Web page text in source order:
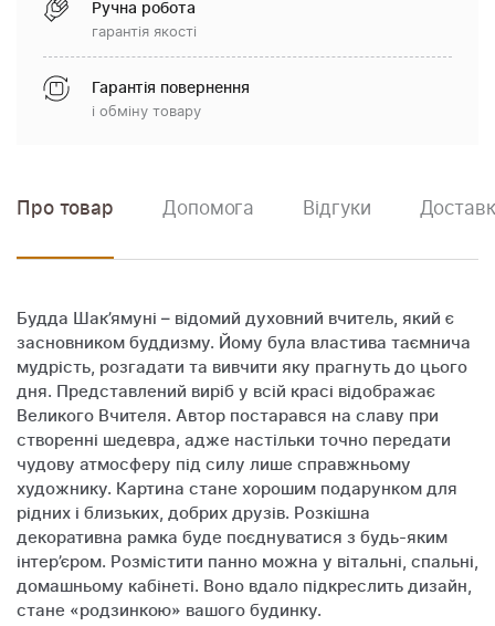
Ручна робота
гарантія якості
Гарантія повернення
і обміну товару
Про товар Допомога Відгуки
Будда Шак’ямуні – відомий духовний вчитель, який є
засновником буддизму. Йому була властива таємнича
мудрість, розгадати та вивчити яку прагнуть до цього
дня. Представлений виріб у всій красі відображає
Великого Вчителя. Автор постарався на славу при
створенні шедевра, адже настільки точно передати
чудову атмосферу під силу лише справжньому
художнику. Картина стане хорошим подарунком для
рідних і близьких, добрих друзів. Розкішна
декоративна рамка буде поєднуватися з будь-яким
інтер’єром. Розмістити панно можна у вітальні, спальні,
домашньому кабінеті. Воно вдало підкреслить дизайн,
стане «родзинкою» вашого будинку.